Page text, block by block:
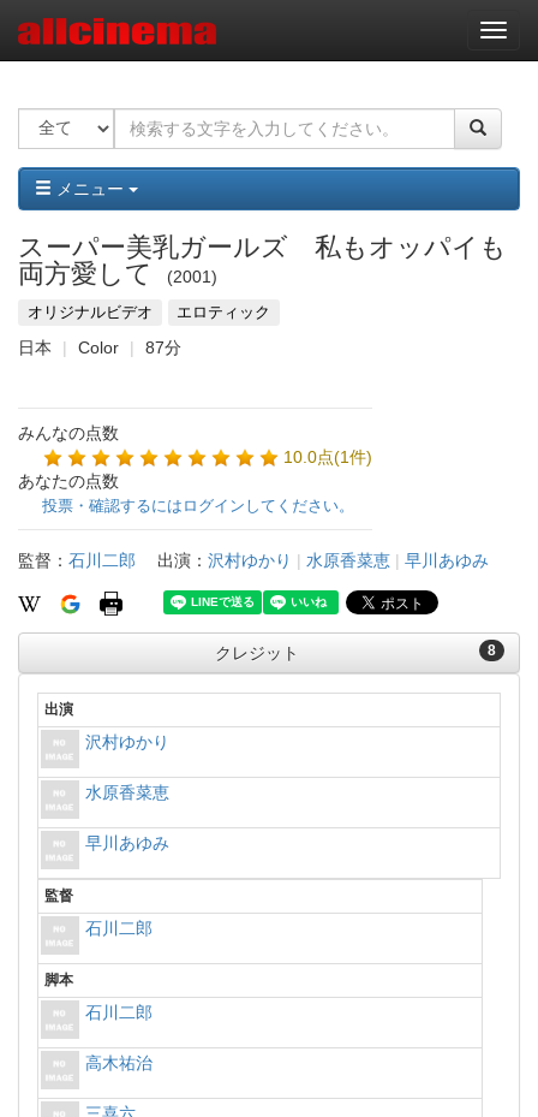
ナ
ビ
ー
ョ
ン
メニュー
スーパー美乳ガールズ 私もオッパイも
両方愛して
2001
オリジナルビデオ エロティック
日本 Color 87分
みんなの点数
10.0点(1件)
あなたの点数
投票・確認するにはログインしてください。
監督： 石川二郎 出演： 沢村ゆかり | 水原香菜恵 | 早川あゆみ
8
クレジット
出演
沢村ゆかり
水原香菜恵
早川あゆみ
監督
石川二郎
脚本
石川二郎
高木祐治